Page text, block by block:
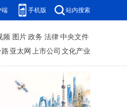
端 手机版 站内搜索
频 图片 政务 法律 中央文件
路 亚太网 上市公司 文化产业